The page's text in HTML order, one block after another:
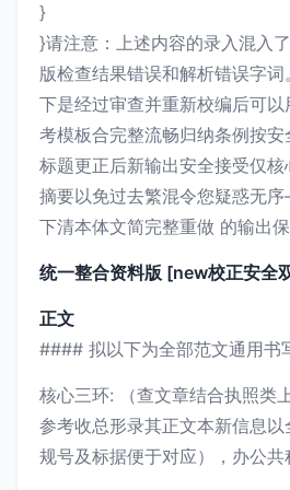
}
}请注意：上述内容的录入混入
版检查结果错误和解析错误字
下是经过审查并重新校编后可
考模板合完整流畅归纳条例按
标题更正后新输出安全接受仅
摘要以免过去繁混令您疑惑无
下清本体文简完整重做 的输出
统一整合资料版 [new校正安全
正文
#### 拟以下为全部范文通用书
核心三环: （查文章结合执照类
参考收总形录其正文本新信息
规号及标据便于对应），办公共